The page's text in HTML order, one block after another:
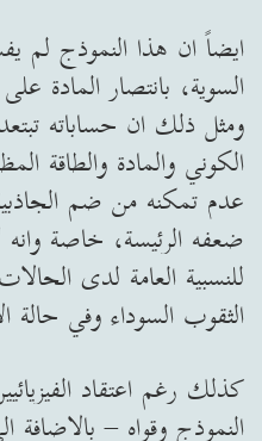
ايضاً ان هذا النموذج لم
السوية، بانتصار المادة
ومثل ذلك ان حساباته
الكوني والمادة والطاقة
عدم تمكنه من ضم
ضعفه الرئيسة، خاصة وانه
للنسبية العامة لدى
الثقوب السوداء وفي حالة
كذلك رغم اعتقاد
النموذج وقواه –